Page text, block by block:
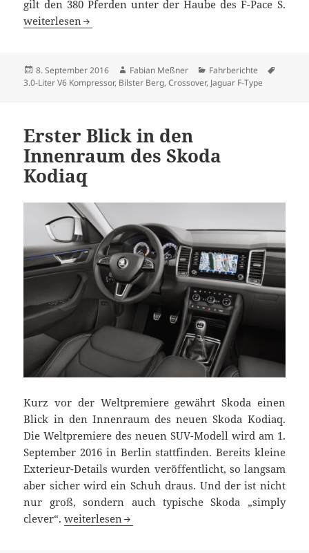
gilt den 380 Pferden unter der Haube des F-Pace S.
Mit dem Herz einer Raubkatze: Jaguar F-Pace S Test
weiterlesen
Veröffentlicht
am
8. September 2016 Autor
Fabian Meßner Kategorien
Fahrberichte
3.0-Liter V6 Kompressor, Bilster Berg,Crossover, Jaguar F-Type
Erster Blick in den
Innenraum des Skoda
Kodiaq
Kurz vor der Weltpremiere gewährt Skoda einen
Blick in den Innenraum des neuen Skoda Kodiaq.
Die Weltpremiere des neuen SUV-Modell wird am 1.
September 2016 in Berlin stattfinden. Bereits kleine
Exterieur-Details wurden veröffentlicht, so langsam
aber sicher wird ein Schuh draus. Und der ist nicht
nur groß, sondern auch typische Skoda „simply
clever“.Erster Blick in den Innenraum des Skoda Kodiaq
weiterlesen